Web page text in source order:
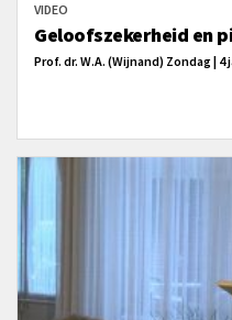
VIDEO
Geloofszekerheid en
Prof. dr. W.A. (Wijnand) Zondag | 4